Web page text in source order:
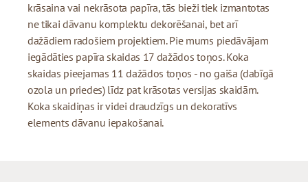
krāsaina vai nekrāsota papīra, tās bieži tiek izmantotas
ne tikai dāvanu komplektu dekorēšanai, bet arī
dažādiem radošiem projektiem. Pie mums piedāvājam
iegādāties papīra skaidas 17 dažādos toņos. Koka
skaidas pieejamas 11 dažādos toņos - no gaiša (dabīgā
ozola un priedes) līdz pat krāsotas versijas skaidām.
Koka skaidiņas ir videi draudzīgs un dekoratīvs
elements dāvanu iepakošanai.